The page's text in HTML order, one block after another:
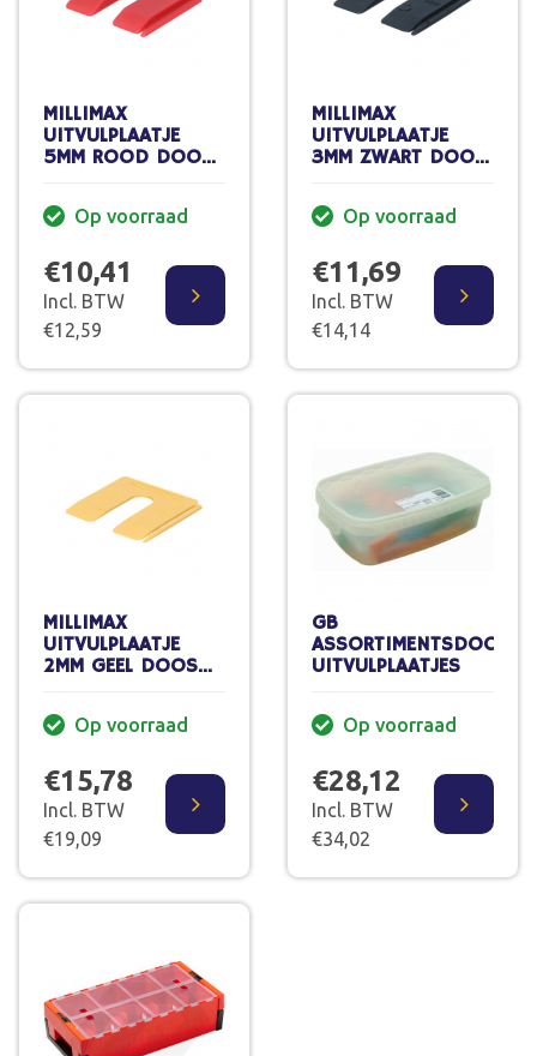
MILLIMAX
UITVULPLAATJE
5MM ROOD DOOS
Op voorraad
€10,41
Incl. BTW
€12,59
MILLIMAX
UITVULPLAATJE
3MM ZWART DOOS
Op voorraad
€11,69
Incl. BTW
€14,14
MILLIMAX
UITVULPLAATJE
2MM GEEL DOOS
Op voorraad
€15,78
Incl. BTW
€19,09
GB
ASSORTIMENTSDOOS
UITVULPLAATJES
Op voorraad
€28,12
Incl. BTW
€34,02